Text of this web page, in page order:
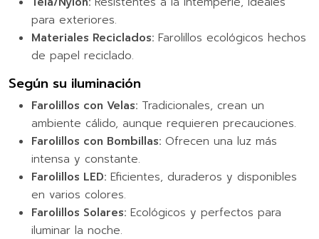
para exteriores.
Materiales Reciclados: Farolillos ecológicos hechos
de papel reciclado.
Según su iluminación
Farolillos con Velas: Tradicionales, crean un
ambiente cálido, aunque requieren precauciones.
Farolillos con Bombillas: Ofrecen una luz más
intensa y constante.
Farolillos LED: Eficientes, duraderos y disponibles
en varios colores.
Farolillos Solares: Ecológicos y perfectos para
iluminar la noche.